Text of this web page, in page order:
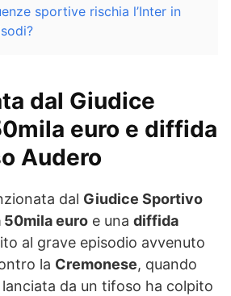
sportive rischia l’Inter in
dal Giudice
euro e diffida
Audero
dal Giudice Sportivo
50mila euro e una diffida
al grave episodio avvenuto
la Cremonese, quando
lanciata da un tifoso ha colpito